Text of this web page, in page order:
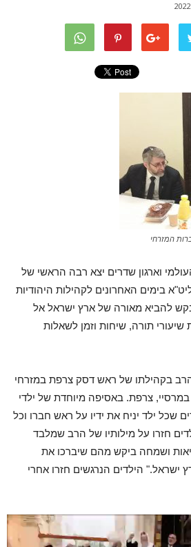
המזרחי
וארגון שדרים יצא רבה הראשי של
בימים האחרונים לקהילות היהודיות
להביא מאורה של ארץ ישראל אל
תורה, שיחות וזמן לשאלות
הרב בקהילתו של ראש דסק צרפת במזרחי
צרפת. באסיפה מיוחדת של ילדי
שכל ילד יניח את ידיו על ראש חברו וכל
חזרו על מילותיו של הרב שמלבד
ושמחה ביקש מהם שיברכו את
ישראל." הילדים הנרגשים חזרו אחרי